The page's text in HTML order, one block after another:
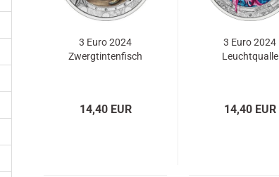
3 Euro 2024
Zwergtintenfisch
14,40 EUR
3 Euro 2024
Leuchtqualle
14,40 EUR